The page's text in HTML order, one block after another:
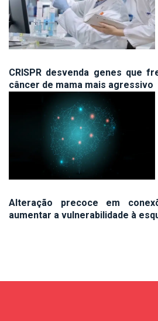
CRISPR desvenda genes que
câncer de mama mais agressivo
Alteração precoce em
aumentar a vulnerabilidade à